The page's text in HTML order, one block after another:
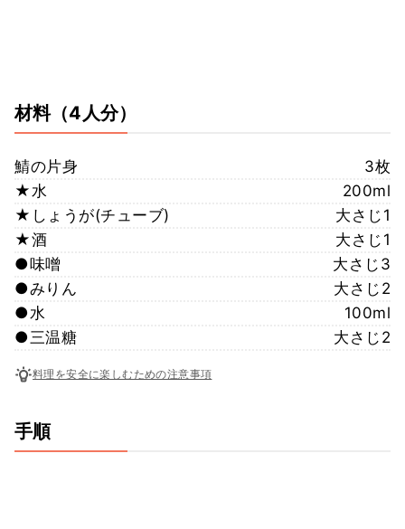
材料（4人分）
鯖の片身
3枚
★水
200ml
★しょうが(チューブ)
大さじ1
★酒
大さじ1
●味噌
大さじ3
●みりん
大さじ2
●水
100ml
●三温糖
大さじ2
料理を安全に楽しむための注意事項
手順